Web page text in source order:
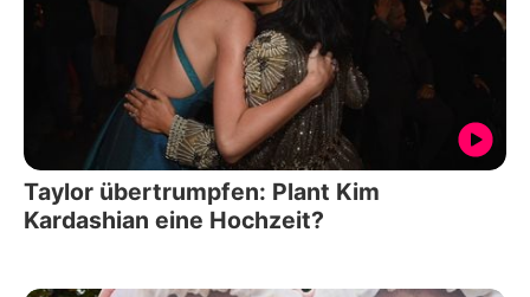
Taylor übertrumpfen: Plant Kim
Kardashian eine Hochzeit?